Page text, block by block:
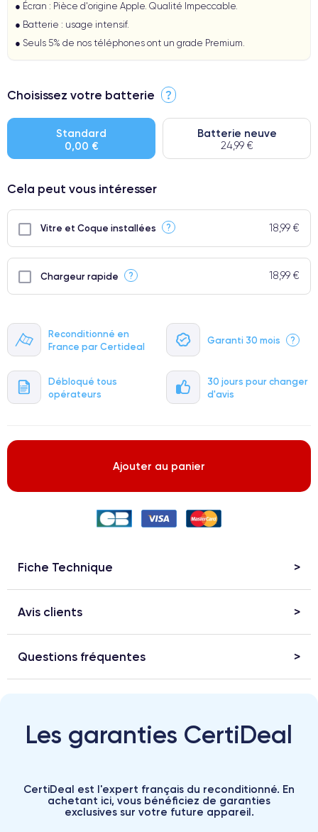
Reconditionné en
France par Certideal
Garanti 30 mois ?
Débloqué tous
opérateurs
30 jours pour changer
d'avis
● Écran : Pièce d'origine Apple. Qualité Impeccable.
● Batterie : usage intensif.
● Seuls 5% de nos téléphones ont un grade Premium.
Choisissez votre batterie ?
Standard
0,00 €
Batterie neuve
24,99 €
Cela peut vous intéresser
Vitre et Coque installées ? 18,99 €
Chargeur rapide ? 18,99 €
Ajouter au panier
Fiche Technique
Avis clients
Questions fréquentes
Les garanties CertiDeal
CertiDeal est l'expert français du reconditionné. En
achetant ici, vous bénéficiez de garanties
exclusives sur votre future appareil.